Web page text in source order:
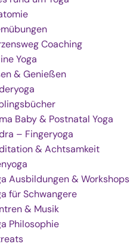
Coaching
Yoga
& Genießen
Baby & Postnatal Yoga
– Fingeryoga
& Achtsamkeit
Ausbildungen & Workshops
für Schwangere
& Musik
Philosophie